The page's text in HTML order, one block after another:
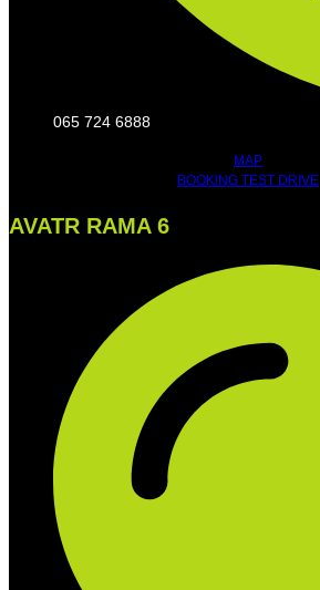
065 724 6888
MAP
BOOKING TEST DRIVE
AVATR RAMA 6